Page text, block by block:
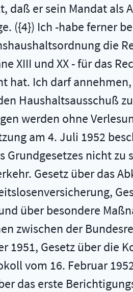
daß er sein Mandat als
({4}) Ich -habe ferner
die
XIII und XX - für das
hat. Ich darf
Haushaltsausschuß
werden ohne
am 4. Juli 1952
Grundgesetzes nicht
Gesetz über das
über besondere
zwischen der
1951, Gesetz über die
vom 16. Februar
das erste